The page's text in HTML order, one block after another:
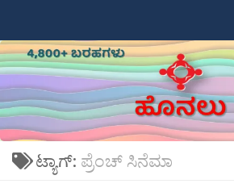
ಟ್ಯಾಗ್: ಪ್ರೆಂಚ್ ಸಿನೆಮಾ